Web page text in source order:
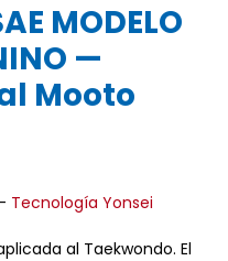
MODELO
—
Mooto
Tecnología Yonsei
al Taekwondo. El